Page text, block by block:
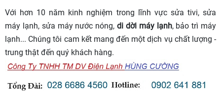
Với hơn 10 năm kinh nghiệm trong lĩnh vực sửa tivi, sửa
máy lạnh, sửa máy nước nóng, di dời máy lạnh, bảo trì máy
lạnh... Chúng tôi cam kết mang đến một dịch vụ chất lượng -
trung thật đến quý khách hàng.